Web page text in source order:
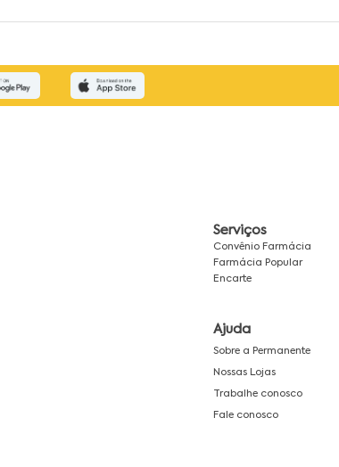
Serviços
Convênio Farmácia
Farmácia Popular
Encarte
Ajuda
Sobre a Permanente
Nossas Lojas
Trabalhe conosco
Fale conosco